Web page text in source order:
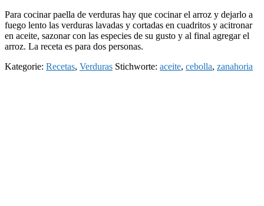
Para cocinar paella de verduras hay que cocinar el arroz y dejarlo a
fuego lento las verduras lavadas y cortadas en cuadritos y acitronar
en aceite, sazonar con las especies de su gusto y al final agregar el
arroz. La receta es para dos personas.
Kategorie: Recetas, Verduras Stichworte: aceite, cebolla, zanahoria